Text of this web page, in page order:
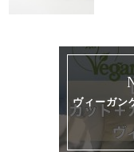
ヴィーガン